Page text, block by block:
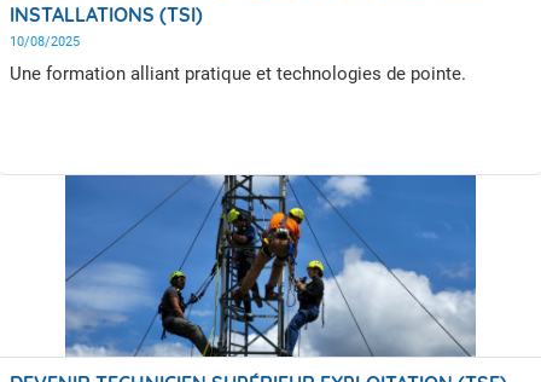
INSTALLATIONS (TSI)
10/08/2025
Une formation alliant pratique et technologies de pointe.